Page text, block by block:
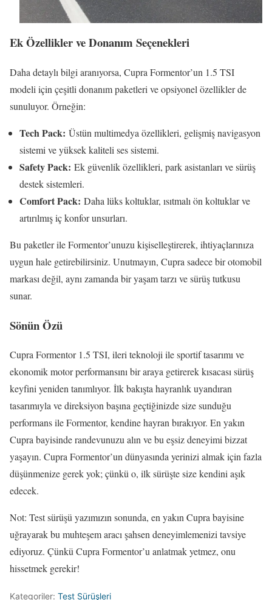
Ek Özellikler ve Donanım Seçenekleri
Daha detaylı bilgi aranıyorsa, Cupra Formentor’un 1.5 TSI
modeli için çeşitli donanım paketleri ve opsiyonel özellikler de
sunuluyor. Örneğin:
Tech Pack: Üstün multimedya özellikleri, gelişmiş navigasyon
sistemi ve yüksek kaliteli ses sistemi.
Safety Pack: Ek güvenlik özellikleri, park asistanları ve sürüş
destek sistemleri.
Comfort Pack: Daha lüks koltuklar, ısıtmalı ön koltuklar ve
artırılmış iç konfor unsurları.
Bu paketler ile Formentor’unuzu kişiselleştirerek, ihtiyaçlarınıza
uygun hale getirebilirsiniz. Unutmayın, Cupra sadece bir otomobil
markası değil, aynı zamanda bir yaşam tarzı ve sürüş tutkusu
sunar.
Sönün Özü
Cupra Formentor 1.5 TSI, ileri teknoloji ile sportif tasarımı ve
ekonomik motor performansını bir araya getirerek kısacası sürüş
keyfini yeniden tanımlıyor. İlk bakışta hayranlık uyandıran
tasarımıyla ve direksiyon başına geçtiğinizde size sunduğu
performans ile Formentor, kendine hayran bırakıyor. En yakın
Cupra bayisinde randevunuzu alın ve bu eşsiz deneyimi bizzat
yaşayın. Cupra Formentor’un dünyasında yerinizi almak için fazla
düşünmenize gerek yok; çünkü o, ilk sürüşte size kendini aşık
edecek.
Not: Test sürüşü yazımızın sonunda, en yakın Cupra bayisine
uğrayarak bu muhteşem aracı şahsen deneyimlemenizi tavsiye
ediyoruz. Çünkü Cupra Formentor’u anlatmak yetmez, onu
hissetmek gerekir!
Kategoriler: Test Sürüşleri